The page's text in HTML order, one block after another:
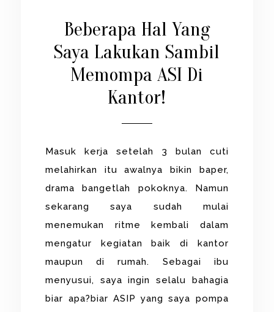
Beberapa Hal Yang
Saya Lakukan Sambil
Memompa ASI Di
Kantor!
Masuk kerja setelah 3 bulan cuti
melahirkan itu awalnya bikin baper,
drama bangetlah pokoknya. Namun
sekarang saya sudah mulai
menemukan ritme kembali dalam
mengatur kegiatan baik di kantor
maupun di rumah. Sebagai ibu
menyusui, saya ingin selalu bahagia
biar apa?biar ASIP yang saya pompa